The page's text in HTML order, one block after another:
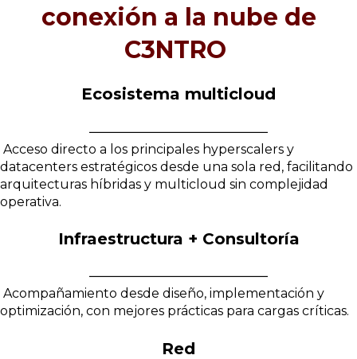
conexión a la nube de
C3NTRO
Ecosistema multicloud
Acceso directo a los principales hyperscalers y
datacenters estratégicos desde una sola red, facilitando
arquitecturas híbridas y multicloud sin complejidad
operativa.
Infraestructura + Consultoría
Acompañamiento desde diseño, implementación y
optimización, con mejores prácticas para cargas críticas.
Red